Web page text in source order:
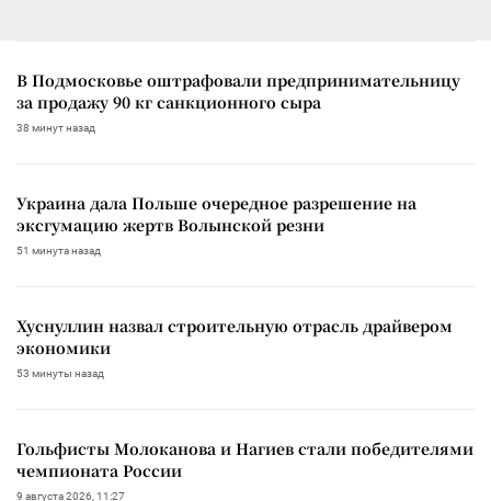
В Подмосковье оштрафовали предпринимательницу
за продажу 90 кг санкционного сыра
38 минут назад
Украина дала Польше очередное разрешение на
эксгумацию жертв Волынской резни
51 минута назад
Хуснуллин назвал строительную отрасль драйвером
экономики
53 минуты назад
Гольфисты Молоканова и Нагиев стали победителями
чемпионата России
9 августа 2026, 11:27